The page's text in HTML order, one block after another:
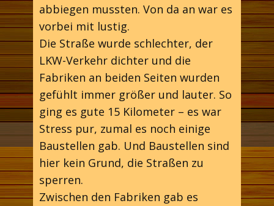
abbiegen mussten. Von da an war es
vorbei mit lustig.
Die Straße wurde schlechter, der
LKW-Verkehr dichter und die
Fabriken an beiden Seiten wurden
gefühlt immer größer und lauter. So
ging es gute 15 Kilometer – es war
Stress pur, zumal es noch einige
Baustellen gab. Und Baustellen sind
hier kein Grund, die Straßen zu
sperren.
Zwischen den Fabriken gab es